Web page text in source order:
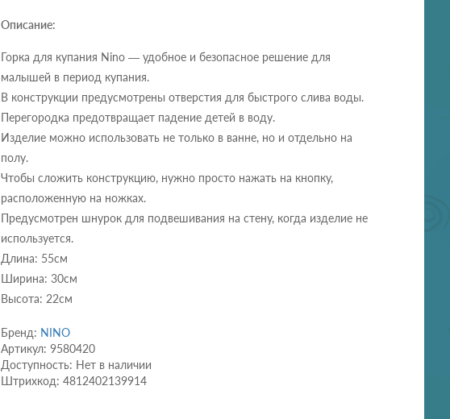
Описание:
Горка для купания Nino — удобное и безопасное решение для
малышей в период купания.
В конструкции предусмотрены отверстия для быстрого слива воды.
Перегородка предотвращает падение детей в воду.
Изделие можно использовать не только в ванне, но и отдельно на
полу.
Чтобы сложить конструкцию, нужно просто нажать на кнопку,
расположенную на ножках.
Предусмотрен шнурок для подвешивания на стену, когда изделие не
используется.
Длина: 55см
Ширина: 30см
Высота: 22см
Бренд: NINO
Артикул: 9580420
Доступность: Нет в наличии
Штрихкод: 4812402139914